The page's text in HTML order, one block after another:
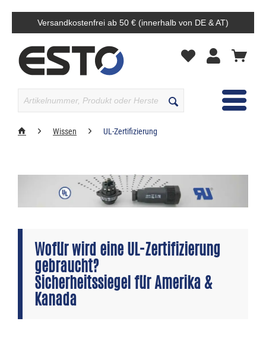
Versandkostenfrei ab 50 € (innerhalb von DE & AT)
MENÜ
Wissen UL-Zertifizierung
Wofür wird eine UL-Zertifizierung
gebraucht?
Sicherheitssiegel für Amerika &
Kanada